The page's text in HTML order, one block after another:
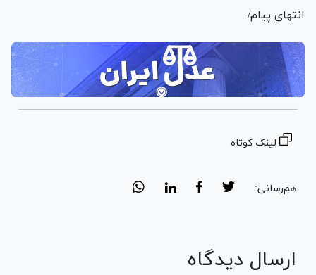
انتهای پیام/
لینک کوتاه
هم‌رسانی:
ارسال دیدگاه